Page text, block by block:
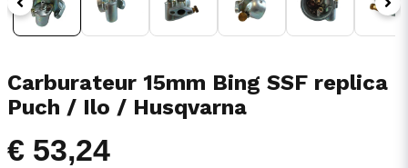
Carburateur 15mm Bing SSF replica
Puch / Ilo / Husqvarna
€ 53,24